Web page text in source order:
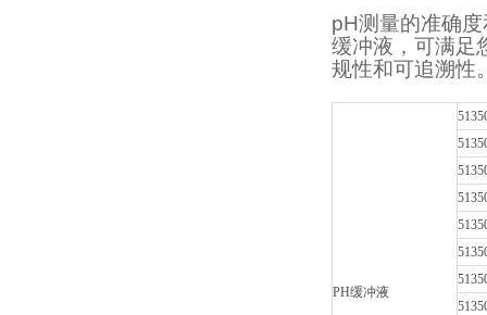
pH测量的准确
缓冲液，可满足
规性和可追溯性
PH缓冲液